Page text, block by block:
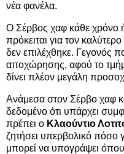
νέα φανέλα.
Ο Σέρβος χαφ κάθε χρόνο
πρόκειται για τον
δεν επιλέχθηκε. Γεγονός
αποχώρησης, αφού το
δίνει πλέον μεγάλη
Ανάμεσα στον Σέρβο χαφ
δεδομένο ότι υπάρχει
πρέπει ο Κλαούντιο
ζητήσει υπερβολικό πόσο
μπορεί να υπογράψει